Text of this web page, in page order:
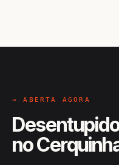
→ ABERTA AGORA
no